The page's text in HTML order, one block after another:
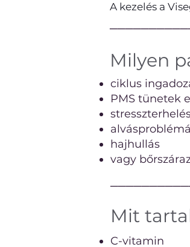
A kezelés a
Milyen
ciklus
PMS tünetek
hajhullás
vagy
Mit
C-vitamin